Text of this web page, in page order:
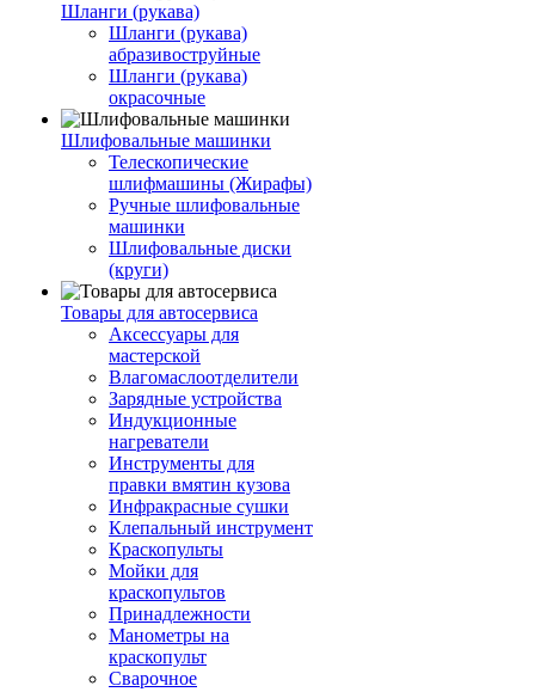
Шланги (рукава)
Шланги (рукава)
абразивоструйные
Шланги (рукава)
окрасочные
Шлифовальные машинки
Телескопические
шлифмашины (Жирафы)
Ручные шлифовальные
машинки
Шлифовальные диски
(круги)
Товары для автосервиса
Аксессуары для
мастерской
Влагомаслоотделители
Зарядные устройства
Индукционные
нагреватели
Инструменты для
правки вмятин кузова
Инфракрасные сушки
Клепальный инструмент
Краскопульты
Мойки для
краскопультов
Принадлежности
Манометры на
краскопульт
Сварочное